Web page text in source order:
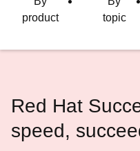
語
product
topic
Red Hat
speed,